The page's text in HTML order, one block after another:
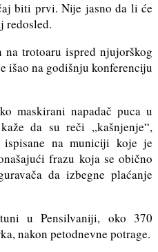
biti prvi. Nije jasno da li će
redosled.
na trotoaru ispred njujorškog
išao na godišnju konferenciju
maskirani napadač puca u
da su reči „kašnjenje“,
ispisane na municiji koje je
frazu koja se obično
da izbegne plaćanje
u Pensilvaniji, oko 370
nakon petodnevne potrage.